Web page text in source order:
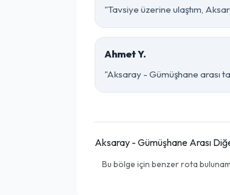
"Tavsiye üzerine ulaştım,
Ahmet Y.
"Aksaray - Gümüşhane arası
Aksaray - Gümüşhane Arası
Bu bölge için benzer rota